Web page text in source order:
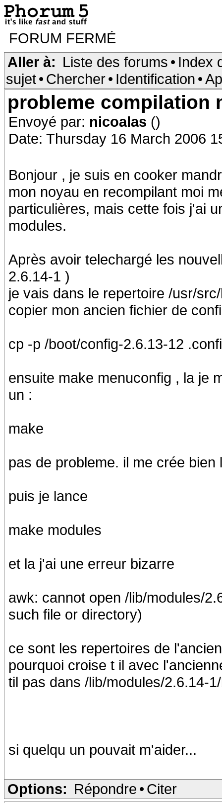
FORUM FERMÉ
Aller à: Liste des forums • Index
sujet• Chercher• Identification •
probleme compilation
Envoyé par: nicoalas ()
Date: Thursday 16 March 2006
Bonjour , je suis en cooker
mon noyau en recompilant moi
particulières, mais cette fois j'ai
modules.
Après avoir telechargé les
2.6.14-1 )
je vais dans le repertoire /usr/
copier mon ancien fichier de
cp -p /boot/config-2.6.13-12
ensuite make menuconfig , la je
un :
make
pas de probleme. il me crée
puis je lance
make modules
et la j'ai une erreur bizarre
awk: cannot open /lib/modules/
such file or directory)
ce sont les repertoires de
pourquoi croise t il avec
til pas dans /lib/modules/2.6.14-
si quelqu un pouvait m'aider...
Options: Répondre • Citer